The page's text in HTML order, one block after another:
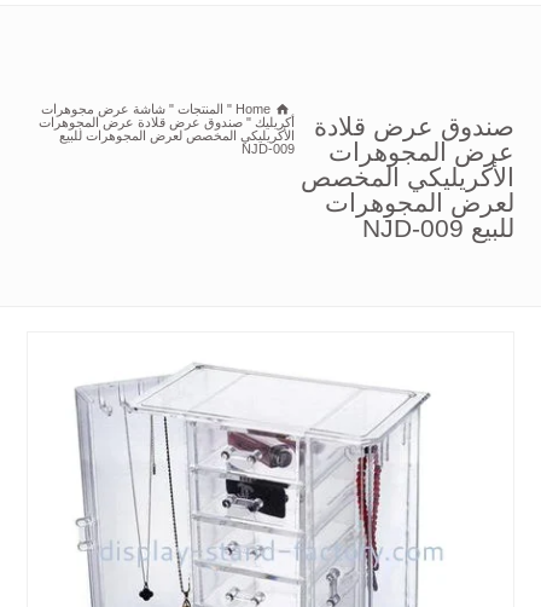
صندوق عرض قلادة
عرض المجوهرات
الأكريليكي المخصص
لعرض المجوهرات
للبيع NJD-009
Home
" المنتجات " شاشة عرض مجوهرات
أكريليك " صندوق عرض قلادة عرض المجوهرات
الأكريليكي المخصص لعرض المجوهرات للبيع
NJD-009